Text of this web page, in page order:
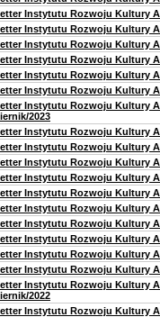
Instytutu Rozwoju Kultury
Instytutu Rozwoju Kultury
Instytutu Rozwoju Kultury
Instytutu Rozwoju Kultury
Instytutu Rozwoju Kultury
Instytutu Rozwoju Kultury
Instytutu Rozwoju Kultury
2023
Instytutu Rozwoju Kultury
Instytutu Rozwoju Kultury
Instytutu Rozwoju Kultury
Instytutu Rozwoju Kultury
Instytutu Rozwoju Kultury
Instytutu Rozwoju Kultury
Instytutu Rozwoju Kultury
Instytutu Rozwoju Kultury
Instytutu Rozwoju Kultury
Instytutu Rozwoju Kultury
Instytutu Rozwoju Kultury
2022
Instytutu Rozwoju Kultury